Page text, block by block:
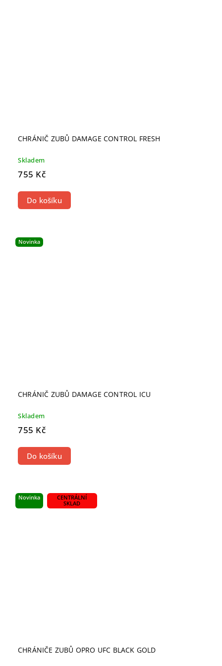
CHRÁNIČ ZUBŮ DAMAGE CONTROL FRESH
Skladem
755 Kč
Do košíku
Novinka
CHRÁNIČ ZUBŮ DAMAGE CONTROL ICU
Skladem
755 Kč
Do košíku
Novinka
CENTRÁLNÍ
SKLAD
CHRÁNIČE ZUBŮ OPRO UFC BLACK GOLD